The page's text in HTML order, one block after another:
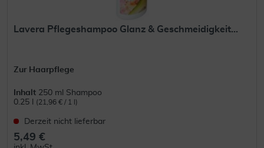
Lavera Pflegeshampoo Glanz & Geschmeidigkeit...
Zur Haarpflege
Inhalt 250 ml Shampoo
0.25 l
(21,96 € / 1 l)
Derzeit nicht lieferbar
5,49 €